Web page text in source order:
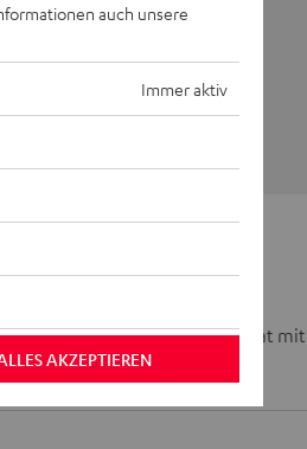
im praktischen Mini-Format
Sound unterwegs.
auch unsere
Immer aktiv
AKZEPTIEREN